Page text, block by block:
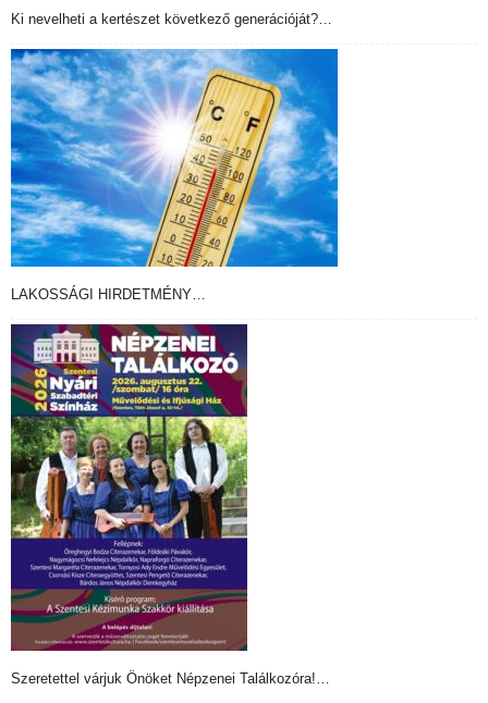
Ki nevelheti a kertészet következő generációját?…
LAKOSSÁGI HIRDETMÉNY…
Szeretettel várjuk Önöket Népzenei Találkozóra!…